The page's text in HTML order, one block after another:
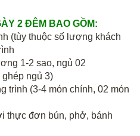
2 ĐÊM BAO GỒM:
(tùy thuộc số lượng khách
1-2 sao, ngủ 02
ngủ 3)
trình (3-4 món chính, 02 món
thực đơn bún, phở, bánh